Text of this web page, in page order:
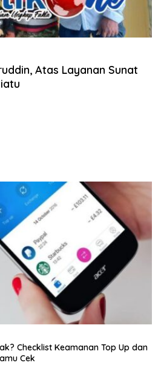
Atas Layanan Sunat
Checklist Keamanan Top Up dan
Cek